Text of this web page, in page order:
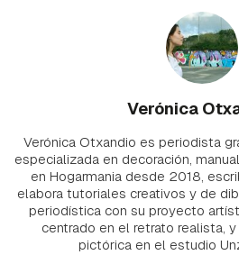
Verónica
Verónica Otxandio es periodista
especializada en decoración,
en Hogarmania desde 2018,
elabora tutoriales creativos y de
periodística con su proyecto
centrado en el retrato realista,
pictórica en el estudio